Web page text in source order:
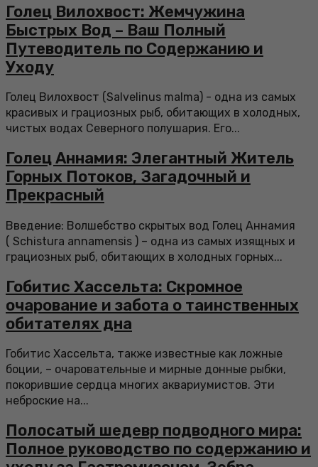
Голец Вилохвост: Жемчужина
Быстрых Вод – Ваш Полный
Путеводитель по Содержанию и
Уходу
Голец Вилохвост (Salvelinus malma) - одна из самых
красивых и грациозных рыб, обитающих в холодных,
чистых водах Северного полушария. Его...
Голец Аннамия: Элегантный Житель
Горных Потоков, Загадочный и
Прекрасный
Введение: Волшебство скрытых вод Голец Аннамия
( Schistura annamensis ) – одна из самых изящных и
грациозных рыб, обитающих в холодных горных...
Гобитис Хассельта: Скромное
очарование и забота о таинственных
обитателях дна
Гобитис Хассельта, также известные как ложные
боции, – очаровательные и мирные донные рыбки,
покорившие сердца многих аквариумистов. Эти
неброские на...
Полосатый шедевр подводного мира:
Полное руководство по содержанию и